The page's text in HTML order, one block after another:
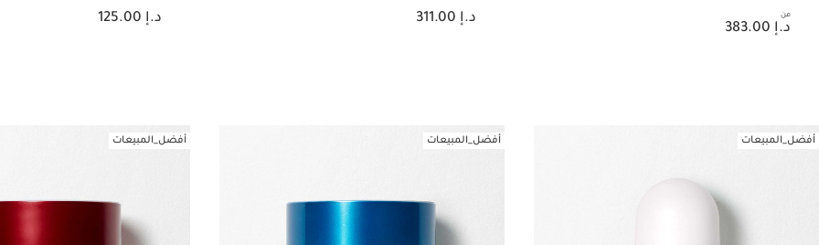
من
السعر الحالي هو د.إ 383.00
د.إ 383.00
السعر الحالي هو د.إ 311.00
د.إ 311.00
السعر الحالي هو د.إ 125.00
د.إ 125.00
أفضل_المبيعات أفضل_المبيعات أفضل_المبيعات